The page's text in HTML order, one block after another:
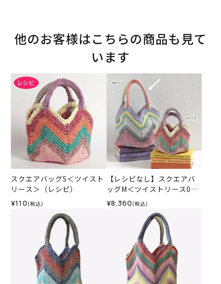
他のお客様はこちらの商品も見て
います
スクエアバッグS＜ツイスト
リース＞（レシピ）
¥110 (税込)
【レシピなし】スクエアバ
ッグM＜ツイストリース020
6＞（編み物 材料セット）
¥8,360 (税込)